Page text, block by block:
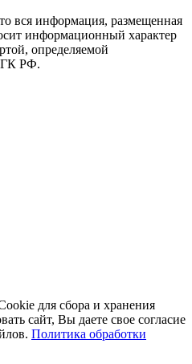
вся информация, размещенная
информационный характер
определяемой
ГК РФ.
для сбора и хранения
сайт, Вы даете свое согласие
Политика обработки